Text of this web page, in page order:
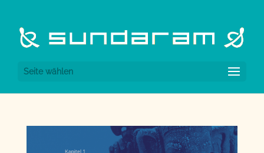
Seite wählen